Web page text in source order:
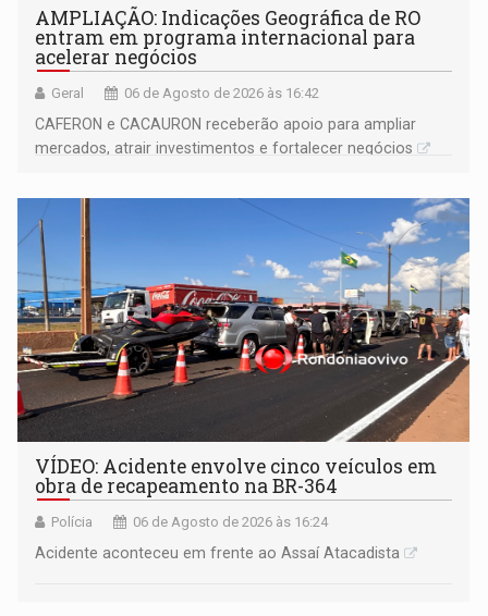
AMPLIAÇÃO: Indicações Geográfica de RO
entram em programa internacional para
acelerar negócios
Geral 06 de Agosto de 2026 às 16:42
CAFERON e CACAURON receberão apoio para ampliar
mercados, atrair investimentos e fortalecer negócios
VÍDEO: Acidente envolve cinco veículos em
obra de recapeamento na BR-364
Polícia 06 de Agosto de 2026 às 16:24
Acidente aconteceu em frente ao Assaí Atacadista